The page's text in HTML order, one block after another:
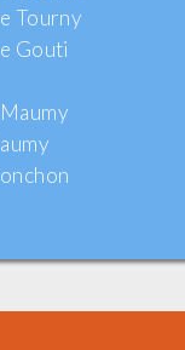
Tourny
Gouti